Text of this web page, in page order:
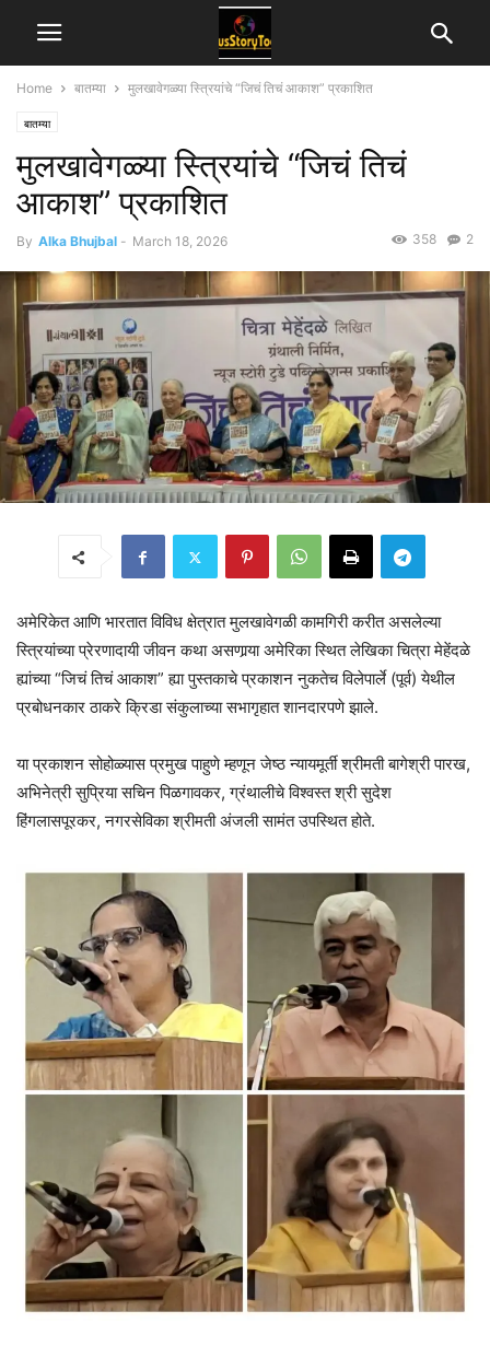
Home बातम्या मुलखावेगळ्या स्त्रियांचे “जिचं तिचं आकाश” प्रकाशित
बातम्या
मुलखावेगळ्या स्त्रियांचे “जिचं तिचं
आकाश” प्रकाशित
By Alka Bhujbal - March 18, 2026 2
358
अमेरिकेत आणि भारतात विविध क्षेत्रात मुलखावेगळी कामगिरी करीत असलेल्या
स्त्रियांच्या प्रेरणादायी जीवन कथा असणार्‍या अमेरिका स्थित लेखिका चित्रा मेहेंदळे
ह्यांच्या “जिचं तिचं आकाश” ह्या पुस्तकाचे प्रकाशन नुकतेच विलेपार्ले (पूर्व) येथील
प्रबोधनकार ठाकरे क्रिडा संकुलाच्या सभागृहात शानदारपणे झाले.
या प्रकाशन सोहोळ्यास प्रमुख पाहुणे म्हणून जेष्ठ न्यायमूर्ती श्रीमती बागेश्री पारख,
अभिनेत्री सुप्रिया सचिन पिळगावकर, ग्रंथालीचे विश्वस्त श्री सुदेश
हिंगलासपूरकर, नगरसेविका श्रीमती अंजली सामंत उपस्थित होते.